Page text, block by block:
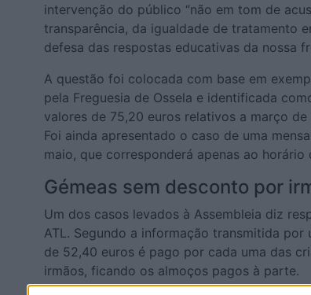
intervenção do público “não em tom de
transparência, da igualdade de tratamento
defesa das respostas educativas da nossa
A questão foi colocada com base em
pela Freguesia de Ossela e identificada
valores de 75,20 euros relativos a março
Foi ainda apresentado o caso de uma
maio, que corresponderá apenas ao horário
Gémeas sem desconto por
Um dos casos levados à Assembleia diz
ATL. Segundo a informação transmitida
de 52,40 euros é pago por cada uma das
irmãos, ficando os almoços pagos à parte.